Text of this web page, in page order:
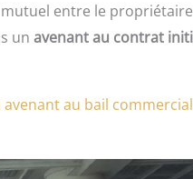
entre le
un avenant au contrat
avenant au bail commercial